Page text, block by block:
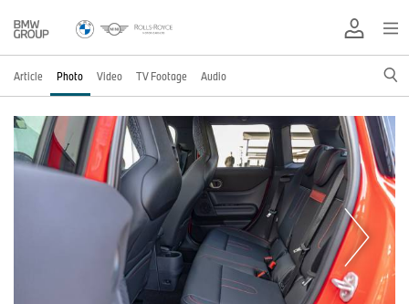
Article Photo Video TV Footage Audio